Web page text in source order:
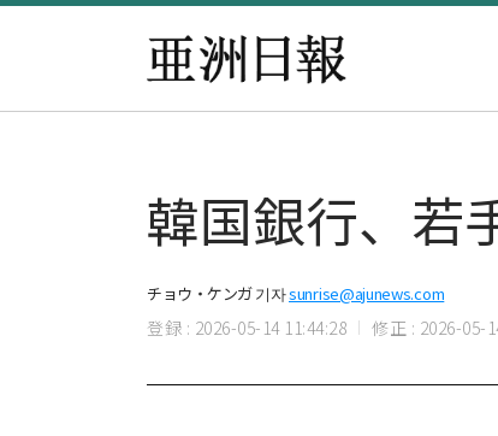
韓国銀行、若
チョウ・ケンガ 기자sunrise@ajunews.com
登録 : 2026-05-14 11:44:28 修正 : 2026-05-